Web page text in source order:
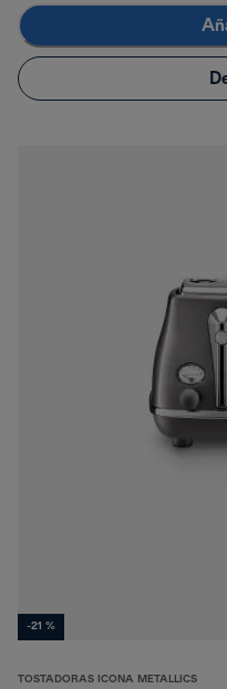
-21 %
TOSTADORAS ICONA METALLICS